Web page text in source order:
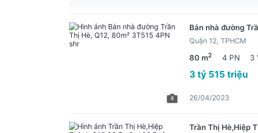
4
Bán nhà đường
Quận 12, TPHCM
80 m2 4 PN 3
3 tỷ 515 triệu
26/04/2023
Trần Thị Hè,Hiệp